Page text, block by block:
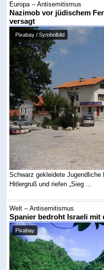
Europa -- Antisemitismus
Nazimob vor jüdischem
versagt
Pixabay / Symbolbild
Schwarz gekleidete
Hitlergruß und riefen „Sieg ...
Welt -- Antisemitismus
Spanier bedroht Israeli mit
Pixabay